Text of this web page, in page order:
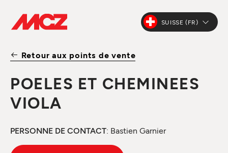
SUISSE (FR)
Retour aux points de vente
POELES ET CHEMINEES
VIOLA
PERSONNE DE CONTACT: Bastien Garnier